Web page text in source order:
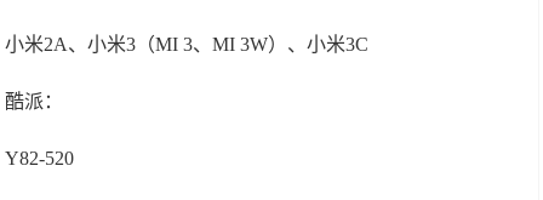
小米2A、小米3（MI 3、MI 3W）、小米3C
酷派：
Y82-520